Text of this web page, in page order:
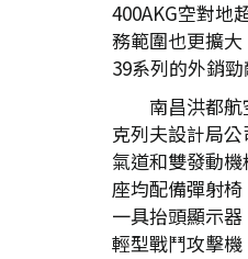
400AKG空對地
務範圍也更擴
39系列的外銷
南昌洪都
克列夫設計局
氣道和雙發動
座均配備彈射
一具抬頭顯示
輕型戰鬥攻擊